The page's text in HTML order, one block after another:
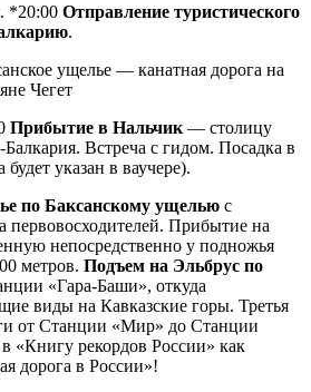
*20:00 Отправление туристического
.
ущелье — канатная дорога на
Чегет
Прибытие в Нальчик — столицу
Встреча с гидом. Посадка в
указан в ваучере).
по Баксанскому ущелью с
первовосходителей. Прибытие на
непосредственно у подножья
метров. Подъем на Эльбрус по
«Гара-Баши», откуда
виды на Кавказские горы. Третья
от Станции «Мир» до Станции
«Книгу рекордов России» как
дорога в России»!